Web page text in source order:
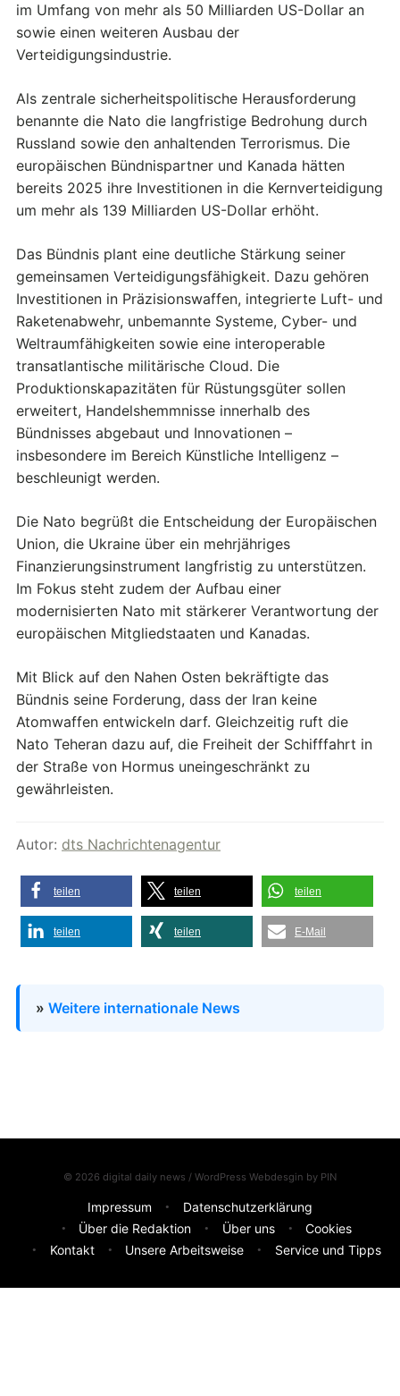
im Umfang von mehr als 50 Milliarden US-Dollar an
sowie einen weiteren Ausbau der
Verteidigungsindustrie.
Als zentrale sicherheitspolitische Herausforderung
benannte die Nato die langfristige Bedrohung durch
Russland sowie den anhaltenden Terrorismus. Die
europäischen Bündnispartner und Kanada hätten
bereits 2025 ihre Investitionen in die Kernverteidigung
um mehr als 139 Milliarden US-Dollar erhöht.
Das Bündnis plant eine deutliche Stärkung seiner
gemeinsamen Verteidigungsfähigkeit. Dazu gehören
Investitionen in Präzisionswaffen, integrierte Luft- und
Raketenabwehr, unbemannte Systeme, Cyber- und
Weltraumfähigkeiten sowie eine interoperable
transatlantische militärische Cloud. Die
Produktionskapazitäten für Rüstungsgüter sollen
erweitert, Handelshemmnisse innerhalb des
Bündnisses abgebaut und Innovationen –
insbesondere im Bereich Künstliche Intelligenz –
beschleunigt werden.
Die Nato begrüßt die Entscheidung der Europäischen
Union, die Ukraine über ein mehrjähriges
Finanzierungsinstrument langfristig zu unterstützen.
Im Fokus steht zudem der Aufbau einer
modernisierten Nato mit stärkerer Verantwortung der
europäischen Mitgliedstaaten und Kanadas.
Mit Blick auf den Nahen Osten bekräftigte das
Bündnis seine Forderung, dass der Iran keine
Atomwaffen entwickeln darf. Gleichzeitig ruft die
Nato Teheran dazu auf, die Freiheit der Schifffahrt in
der Straße von Hormus uneingeschränkt zu
gewährleisten.
Autor: dts Nachrichtenagentur
teilen teilen teilen
teilen teilen E-Mail
» Weitere internationale News
© 2026 digital daily news / WordPress Webdesgin by PIN
Impressum
Datenschutzerklärung
Über die Redaktion
Über uns
Cookies
Kontakt
Unsere Arbeitsweise Service und Tipps